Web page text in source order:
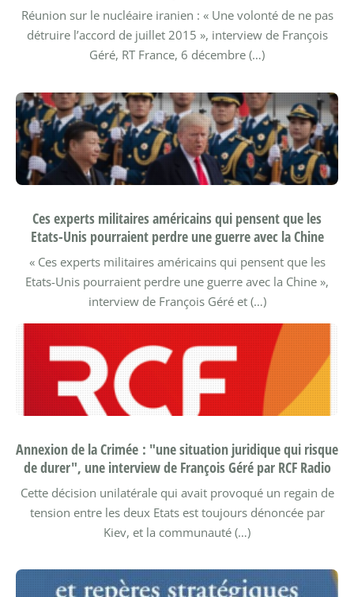
Réunion sur le nucléaire iranien : « Une volonté de ne pas
détruire l’accord de juillet 2015 », interview de François
Géré, RT France, 6 décembre (…)
Ces experts militaires américains qui pensent que les
Etats-Unis pourraient perdre une guerre avec la Chine
« Ces experts militaires américains qui pensent que les
Etats-Unis pourraient perdre une guerre avec la Chine »,
interview de François Géré et (…)
Annexion de la Crimée : "une situation juridique qui risque
de durer", une interview de François Géré par RCF Radio
Cette décision unilatérale qui avait provoqué un regain de
tension entre les deux Etats est toujours dénoncée par
Kiev, et la communauté (…)